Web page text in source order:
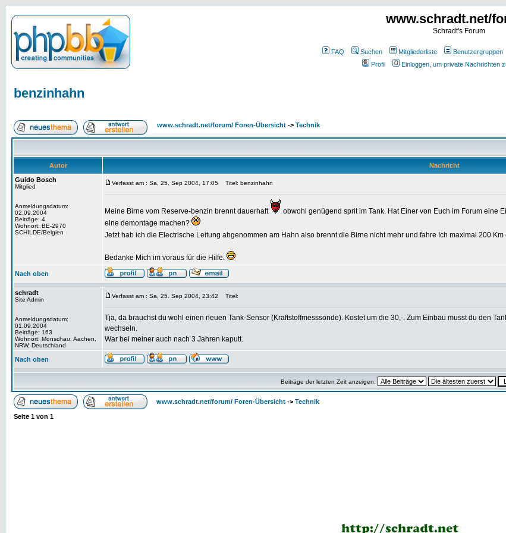
www.schradt.net/
Schradt's Forum
FAQ Suchen Mitgliederliste Benutzergruppen
Profil
Einloggen, um private Nachrichten
benzinhahn
www.schradt.net/forum/ Foren-Übersicht -> Technik
Autor
Nachricht
Guido Bosch
Mitglied
Anmeldungsdatum:
02.09.2004
Beiträge: 4
Wohnort: BE-2970
SCHILDE/Belgien
Verfasst am : Sa, 25. Sep 2004, 17:05 Titel: benzinhahn
Meine Birne vom Reserve-benzin brennt dauerhaft obwohl genügend sprit im Tank. Hat Einer von Euch im Forum eine
eine demontage machen?
Jetzt hab ich die Electrische Leitung abgenommen am Hahn also brennt die Birne nicht mehr und fahre Ich maximal 200
Bedanke Mich im voraus für die Hilfe.
Nach oben
schradt
Site Admin
Anmeldungsdatum:
01.09.2004
Beiträge: 163
Wohnort: Monschau, Aachen,
NRW, Deutschland
Verfasst am : Sa, 25. Sep 2004, 23:42 Titel:
Tja, da brauchst du wohl einen neuen Tank-Sensor (Kraftstoffmesssonde). Kostet um die 30,-. Zum Einbau musst du den
wechseln.
War bei meiner auch nach 3 Jahren kaputt.
Nach oben
Beiträge der letzten Zeit anzeigen:
www.schradt.net/forum/ Foren-Übersicht -> Technik
Seite 1 von 1